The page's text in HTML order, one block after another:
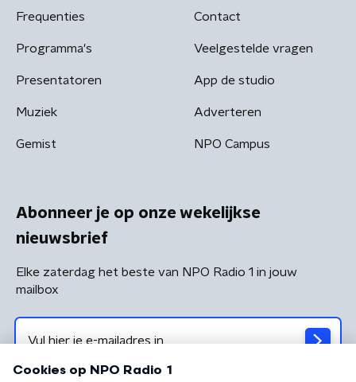
Frequenties
Programma's
Presentatoren
Muziek
Gemist
Contact
Veelgestelde vragen
App de studio
Adverteren
NPO Campus
Abonneer je op onze wekelijkse
nieuwsbrief
Elke zaterdag het beste van NPO Radio 1 in jouw
mailbox